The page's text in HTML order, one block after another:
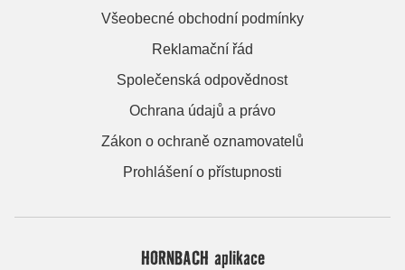
Všeobecné obchodní podmínky
Reklamační řád
Společenská odpovědnost
Ochrana údajů a právo
Zákon o ochraně oznamovatelů
Prohlášení o přístupnosti
HORNBACH aplikace